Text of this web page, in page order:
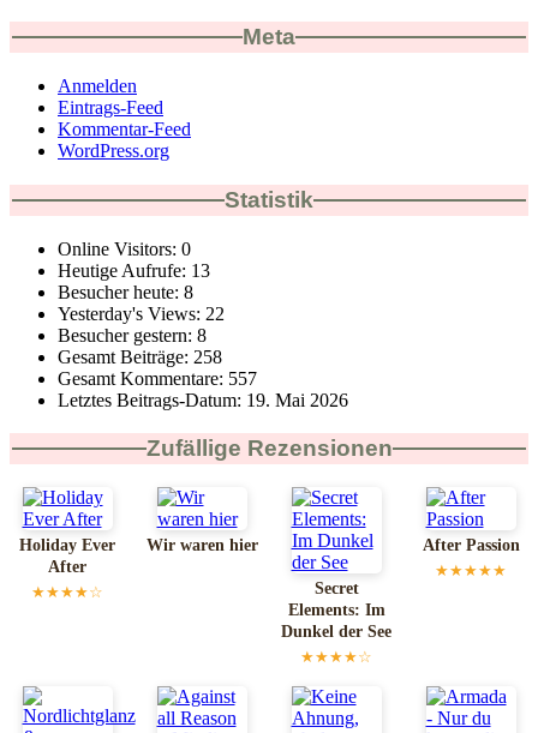
Meta
Anmelden
Eintrags-Feed
Kommentar-Feed
WordPress.org
Statistik
Online Visitors: 0
Heutige Aufrufe: 13
Besucher heute: 8
Yesterday's Views: 22
Besucher gestern: 8
Gesamt Beiträge: 258
Gesamt Kommentare: 557
Letztes Beitrags-Datum: 19. Mai 2026
Zufällige Rezensionen
Holiday Ever
After
★★★★☆
Wir waren hier
Secret
Elements: Im
Dunkel der See
★★★★☆
After Passion
★★★★★